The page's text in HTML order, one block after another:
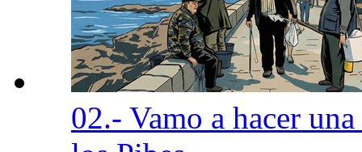
02.- Vamo a hacer